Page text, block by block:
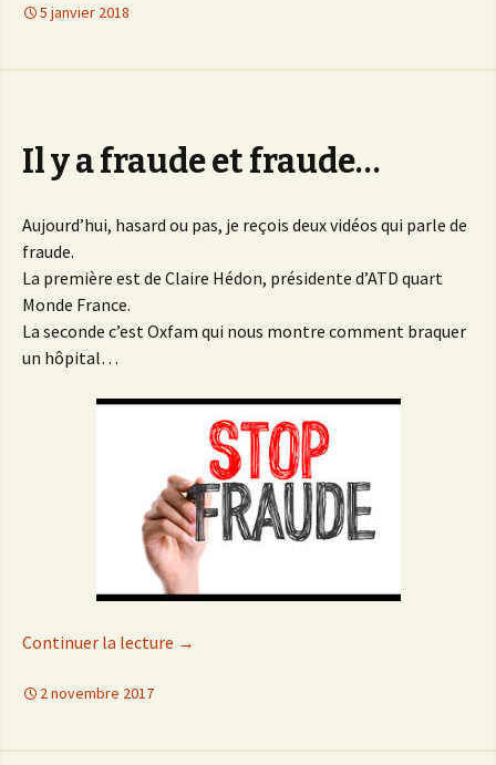
5 janvier 2018
Il y a fraude et fraude…
Aujourd’hui, hasard ou pas, je reçois deux vidéos qui parle de
fraude.
La première est de Claire Hédon, présidente d’ATD quart
Monde France.
La seconde c’est Oxfam qui nous montre comment braquer
un hôpital…
Continuer la lecture de
→
2 novembre 2017